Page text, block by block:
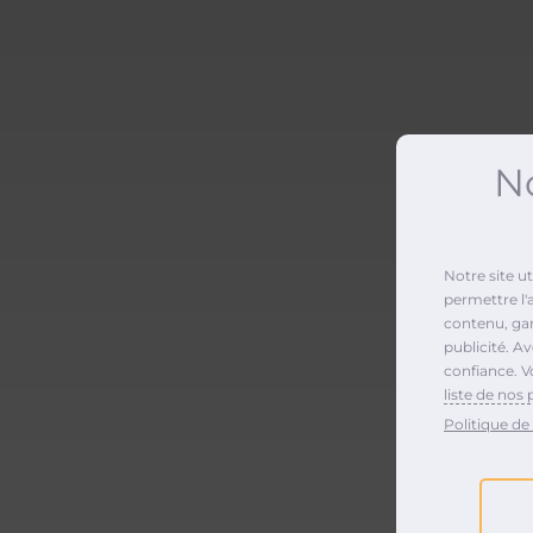
Notre site
permettre
contenu,
publicité.
confiance.
liste de nos
Politique